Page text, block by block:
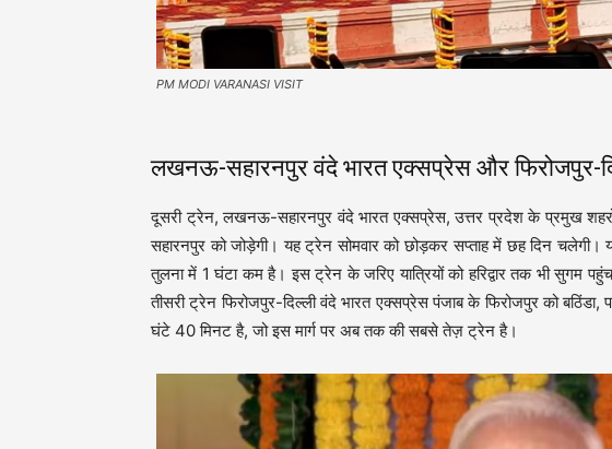
PM MODI VARANASI VISIT
लखनऊ-सहारनपुर वंदे भारत एक्सप्रेस और फिरोजपुर-
दूसरी ट्रेन, लखनऊ-सहारनपुर वंदे भारत एक्सप्रेस, उत्तर प्रदेश के प्रमुख शहरों
सहारनपुर को जोड़ेगी। यह ट्रेन सोमवार को छोड़कर सप्ताह में छह दिन चलेगी।
तुलना में 1 घंटा कम है। इस ट्रेन के जरिए यात्रियों को हरिद्वार तक भी सुगम पहुंच
तीसरी ट्रेन फिरोजपुर-दिल्ली वंदे भारत एक्सप्रेस पंजाब के फिरोजपुर को बठिंडा,
घंटे 40 मिनट है, जो इस मार्ग पर अब तक की सबसे तेज़ ट्रेन है।